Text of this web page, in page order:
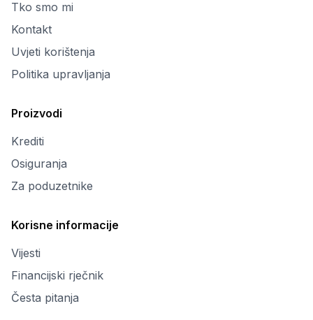
Tko smo mi
Kontakt
Uvjeti korištenja
Politika upravljanja
Proizvodi
Krediti
Osiguranja
Za poduzetnike
Korisne informacije
Vijesti
Financijski rječnik
Česta pitanja